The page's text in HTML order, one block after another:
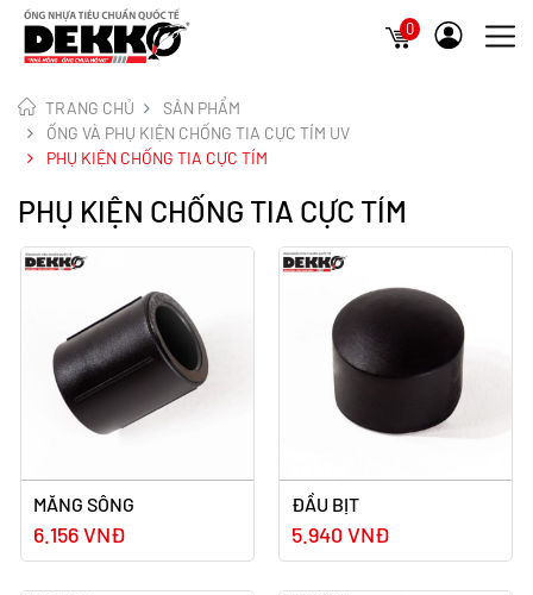
0
TRANG CHỦ
SẢN PHẨM
ỐNG VÀ PHỤ KIỆN CHỐNG TIA CỰC TÍM UV
PHỤ KIỆN CHỐNG TIA CỰC TÍM
PHỤ KIỆN CHỐNG TIA CỰC TÍM
MĂNG SÔNG
6.156 VNĐ
ĐẦU BỊT
5.940 VNĐ